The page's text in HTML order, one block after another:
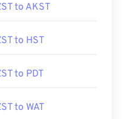
to AKST
to HST
to PDT
to WAT